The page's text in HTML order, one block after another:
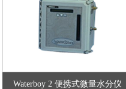
Waterboy 2 便携式微量水分仪